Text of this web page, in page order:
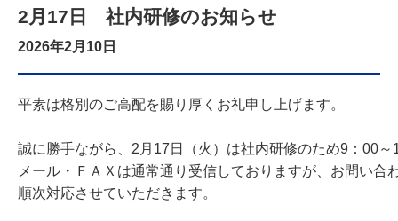
2月17日 社内研修のお知らせ
2026年2月10日
平素は格別のご高配を賜り厚くお礼申し上げます。
誠に勝手ながら、2月17日（火）は社内研修のため9：00
メール・ＦＡＸは通常通り受信しておりますが、お問い合
順次対応させていただきます。